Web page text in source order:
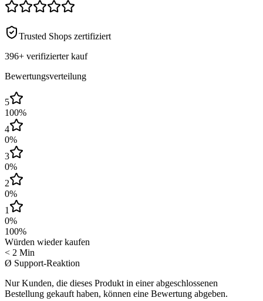
Trusted Shops zertifiziert
396+ verifizierter kauf
Bewertungsverteilung
5
100%
4
0%
3
0%
2
0%
1
0%
100%
Würden wieder kaufen
< 2 Min
Ø Support-Reaktion
Nur Kunden, die dieses Produkt in einer abgeschlossenen
Bestellung gekauft haben, können eine Bewertung abgeben.